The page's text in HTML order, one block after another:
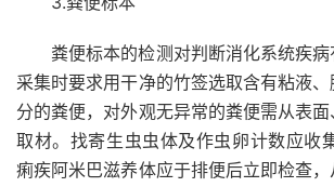
粪便标本的检测对判断消化系统疾病
采集时要求用干净的竹签选取含有粘液
分的粪便，对外观无异常的粪便需从表
取材。找寄生虫虫体及作虫卵计数应收
痢疾阿米巴滋养体应于排便后立即检查